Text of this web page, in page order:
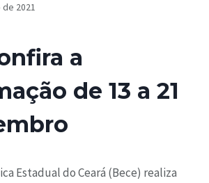
2021
a
de 13 a 21
Estadual do Ceará (Bece) realiza